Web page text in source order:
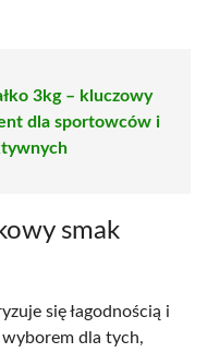
3kg – kluczowy
dla sportowców i
smak
się łagodnością i
dla tych,